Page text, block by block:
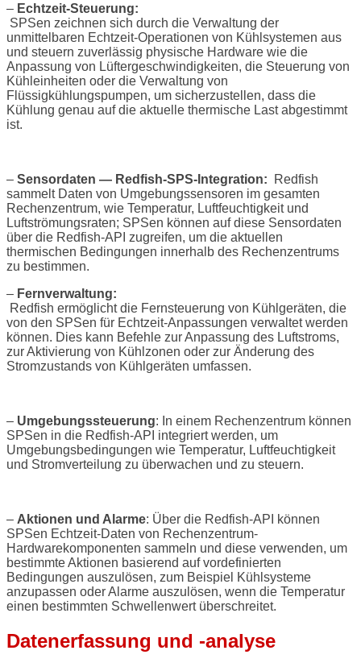
– Echtzeit-Steuerung:
SPSen zeichnen sich durch die Verwaltung der
unmittelbaren Echtzeit-Operationen von Kühlsystemen aus
und steuern zuverlässig physische Hardware wie die
Anpassung von Lüftergeschwindigkeiten, die Steuerung von
Kühleinheiten oder die Verwaltung von
Flüssigkühlungspumpen, um sicherzustellen, dass die
Kühlung genau auf die aktuelle thermische Last abgestimmt
ist.
– Sensordaten — Redfish-SPS-Integration:
Redfish
sammelt Daten von Umgebungssensoren im gesamten
Rechenzentrum, wie Temperatur, Luftfeuchtigkeit und
Luftströmungsraten; SPSen können auf diese Sensordaten
über die Redfish-API zugreifen, um die aktuellen
thermischen Bedingungen innerhalb des Rechenzentrums
zu bestimmen.
– Fernverwaltung:
Redfish ermöglicht die Fernsteuerung von Kühlgeräten, die
von den SPSen für Echtzeit-Anpassungen verwaltet werden
können. Dies kann Befehle zur Anpassung des Luftstroms,
zur Aktivierung von Kühlzonen oder zur Änderung des
Stromzustands von Kühlgeräten umfassen.
– Umgebungssteuerung: In einem Rechenzentrum können
SPSen in die Redfish-API integriert werden, um
Umgebungsbedingungen wie Temperatur, Luftfeuchtigkeit
und Stromverteilung zu überwachen und zu steuern.
– Aktionen und Alarme: Über die Redfish-API können
SPSen Echtzeit-Daten von Rechenzentrum-
Hardwarekomponenten sammeln und diese verwenden, um
bestimmte Aktionen basierend auf vordefinierten
Bedingungen auszulösen, zum Beispiel Kühlsysteme
anzupassen oder Alarme auszulösen, wenn die Temperatur
einen bestimmten Schwellenwert überschreitet.
Datenerfassung und -analyse